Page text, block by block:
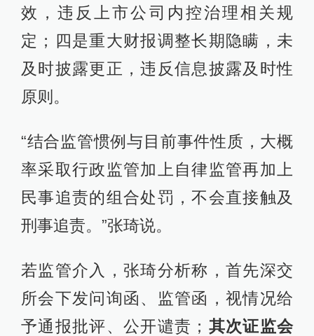
效，违反上市公司内控治理相关规
定；四是重大财报调整长期隐瞒，未
及时披露更正，违反信息披露及时性
原则。
“结合监管惯例与目前事件性质，大概
率采取行政监管加上自律监管再加上
民事追责的组合处罚，不会直接触及
刑事追责。”张琦说。
若监管介入，张琦分析称，首先深交
所会下发问询函、监管函，视情况给
予通报批评、公开谴责； 其次证监会